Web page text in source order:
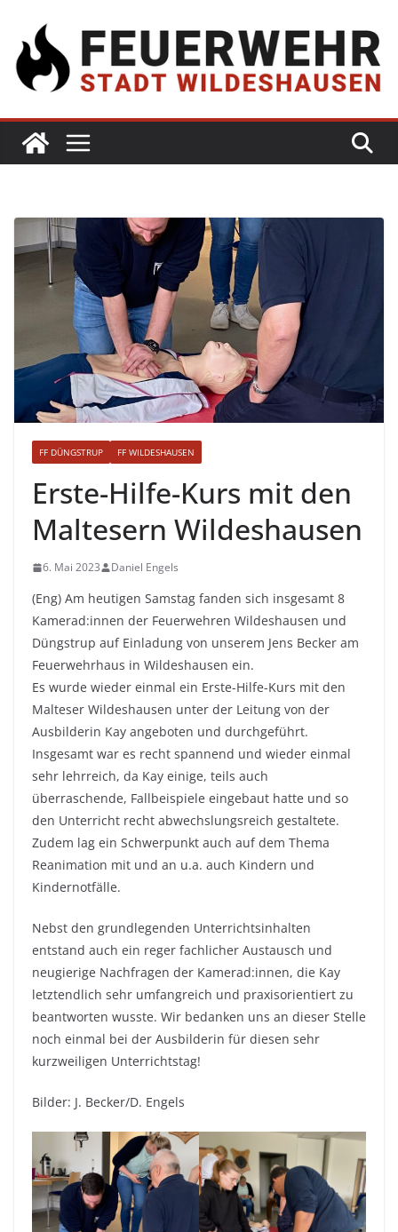
FF DÜNGSTRUP FF WILDESHAUSEN
Erste-Hilfe-Kurs mit den
Maltesern Wildeshausen
6. Mai 2023 Daniel Engels
(Eng) Am heutigen Samstag fanden sich insgesamt 8
Kamerad:innen der Feuerwehren Wildeshausen und
Düngstrup auf Einladung von unserem Jens Becker am
Feuerwehrhaus in Wildeshausen ein.
Es wurde wieder einmal ein Erste-Hilfe-Kurs mit den
Malteser Wildeshausen unter der Leitung von der
Ausbilderin Kay angeboten und durchgeführt.
Insgesamt war es recht spannend und wieder einmal
sehr lehrreich, da Kay einige, teils auch
überraschende, Fallbeispiele eingebaut hatte und so
den Unterricht recht abwechslungsreich gestaltete.
Zudem lag ein Schwerpunkt auch auf dem Thema
Reanimation mit und an u.a. auch Kindern und
Kindernotfälle.
Nebst den grundlegenden Unterrichtsinhalten
entstand auch ein reger fachlicher Austausch und
neugierige Nachfragen der Kamerad:innen, die Kay
letztendlich sehr umfangreich und praxisorientiert zu
beantworten wusste. Wir bedanken uns an dieser Stelle
noch einmal bei der Ausbilderin für diesen sehr
kurzweiligen Unterrichtstag!
Bilder: J. Becker/D. Engels